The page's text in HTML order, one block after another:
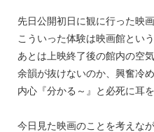
先日公開初日に観に行った映
こういった体験は映画館とい
あとは上映終了後の館内の空気
余韻が抜けないのか、興奮冷
内心『分かる～』と必死に耳
今日見た映画のことを考えな